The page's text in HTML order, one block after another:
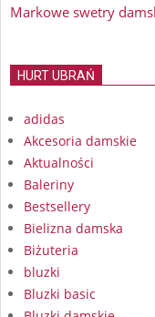
Markowe swetry
HURT UBRAŃ
adidas
Akcesoria damskie
Aktualności
Baleriny
Bestsellery
Bielizna damska
Biżuteria
bluzki
Bluzki basic